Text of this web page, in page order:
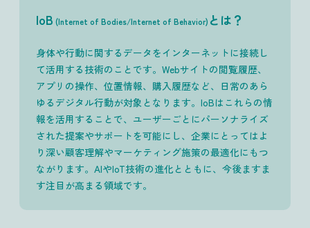
IoB (Internet of Bodies/Internet of Behavior) とは？
身体や行動に関するデータをインターネットに接続し
て活用する技術のことです。Webサイトの閲覧履歴、
アプリの操作、位置情報、購入履歴など、日常のあら
ゆるデジタル行動が対象となります。IoBはこれらの情
報を活用することで、ユーザーごとにパーソナライズ
された提案やサポートを可能にし、企業にとってはよ
り深い顧客理解やマーケティング施策の最適化にもつ
ながります。AIやIoT技術の進化とともに、今後ますま
す注目が高まる領域です。